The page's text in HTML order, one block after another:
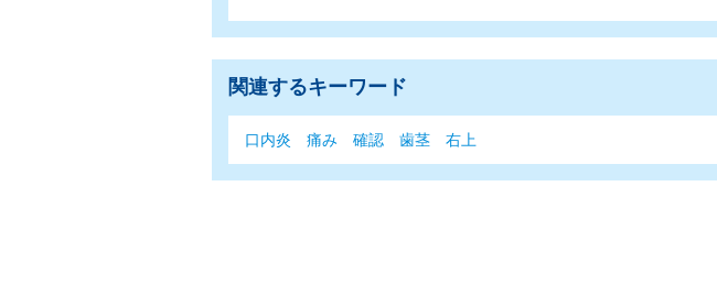
関連するキーワード
口内炎 痛み 確認 歯茎 右上